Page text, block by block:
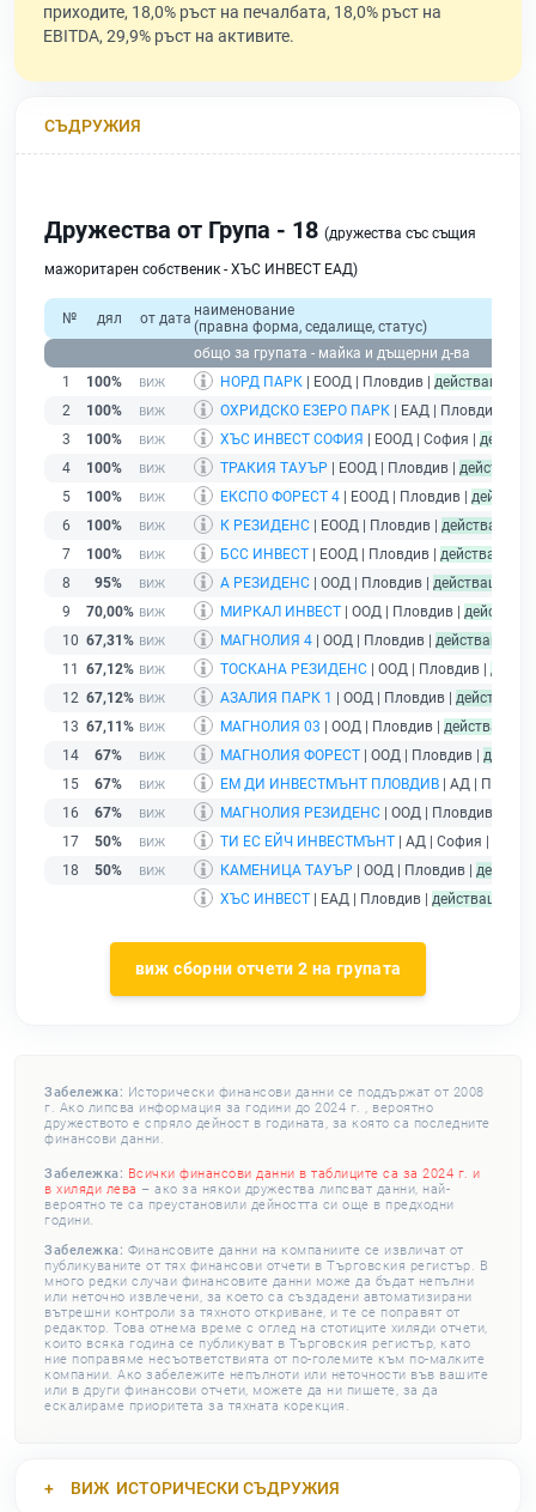
приходите, 18,0% ръст на печалбата, 18,0% ръст на
EBITDA, 29,9% ръст на активите.
СЪДРУЖИЯ
Дружества от Група - 18 (дружества със същия
мажоритарен собственик - ХЪС ИНВЕСТ ЕАД)
№ дял от дата наименование
(правна форма, седалище, статус)
общо за групата - майка и дъщерни д-ва
1
100% НОРД ПАРК | ЕООД | Пловдив | действащ
2
100% ОХРИДСКО ЕЗЕРО ПАРК | ЕАД | Пловдив |
3
100% ХЪС ИНВЕСТ СОФИЯ | ЕООД | София |
4
100% ТРАКИЯ ТАУЪР | ЕООД | Пловдив | действащ
5
100% ЕКСПО ФОРЕСТ 4 | ЕООД | Пловдив |
6
100% К РЕЗИДЕНС | ЕООД | Пловдив | действащ
7
100% БСС ИНВЕСТ | ЕООД | Пловдив | действащ
8
95% А РЕЗИДЕНС | ООД | Пловдив | действащ
9
70,00% МИРКАЛ ИНВЕСТ | ООД | Пловдив | действащ
10 67,31% МАГНОЛИЯ 4 | ООД | Пловдив | действащ
11
67,12% ТОСКАНА РЕЗИДЕНС | ООД | Пловдив |
12 67,12% АЗАЛИЯ ПАРК 1 | ООД | Пловдив | действащ
13 67,11% МАГНОЛИЯ 03 | ООД | Пловдив | действащ
14
67% МАГНОЛИЯ ФОРЕСТ | ООД | Пловдив |
15
67% ЕМ ДИ ИНВЕСТМЪНТ ПЛОВДИВ | АД |
16
67% МАГНОЛИЯ РЕЗИДЕНС | ООД | Пловдив |
17
50% ТИ ЕС ЕЙЧ ИНВЕСТМЪНТ | АД | София |
18
50% КАМЕНИЦА ТАУЪР | ООД | Пловдив |
ХЪС ИНВЕСТ | ЕАД | Пловдив | действащ
виж сборни отчети 2 на групата
Забележка: Исторически финансови данни се поддържат от 2008
г. Ако липсва информация за години до 2024 г. , вероятно
дружеството е спряло дейност в годината, за която са последните
финансови данни.
Забележка: Всички финансови данни в таблиците са за 2024 г. и
в хиляди лева – ако за някои дружества липсват данни, най-
вероятно те са преустановили дейността си още в предходни
години.
Забележка: Финансовите данни на компаниите се извличат от
публикуваните от тях финансови отчети в Търговския регистър. В
много редки случаи финансовите данни може да бъдат непълни
или неточно извлечени, за което са създадени автоматизирани
вътрешни контроли за тяхното откриване, и те се поправят от
редактор. Това отнема време с оглед на стотиците хиляди отчети,
които всяка година се публикуват в Търговския регистър, като
ние поправяме несъответствията от по-големите към по-малките
компании. Ако забележите непълноти или неточности във вашите
или в други финансови отчети, можете да ни пишете, за да
ескалираме приоритета за тяхната корекция.
ВИЖ ИСТОРИЧЕСКИ СЪДРУЖИЯ